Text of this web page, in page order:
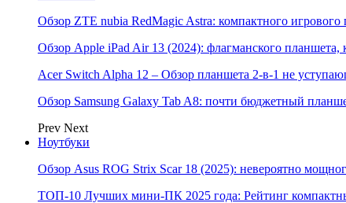
Обзор ZTE nubia RedMagic Astra: компактного
Обзор Apple iPad Air 13 (2024): флагманского
Acer Switch Alpha 12 – Обзор планшета 2-в-1 не
Обзор Samsung Galaxy Tab A8: почти бюджетный
Prev Next
Ноутбуки
Обзор Asus ROG Strix Scar 18 (2025): невероятно
ТОП-10 Лучших мини-ПК 2025 года: Рейтинг